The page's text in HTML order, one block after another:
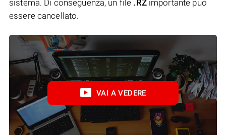
sistema. Di conseguenza, un file .RZimportante può
essere cancellato.
VAI A VEDERE